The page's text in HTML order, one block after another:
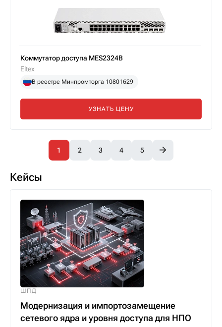
Коммутатор доступа MES2324B
Eltex
В реестре Минпромторга 10801629
УЗНАТЬ ЦЕНУ
1 2 3 4 5
Кейсы
ШПД
Модернизация и импортозамещение
сетевого ядра и уровня доступа для НПО